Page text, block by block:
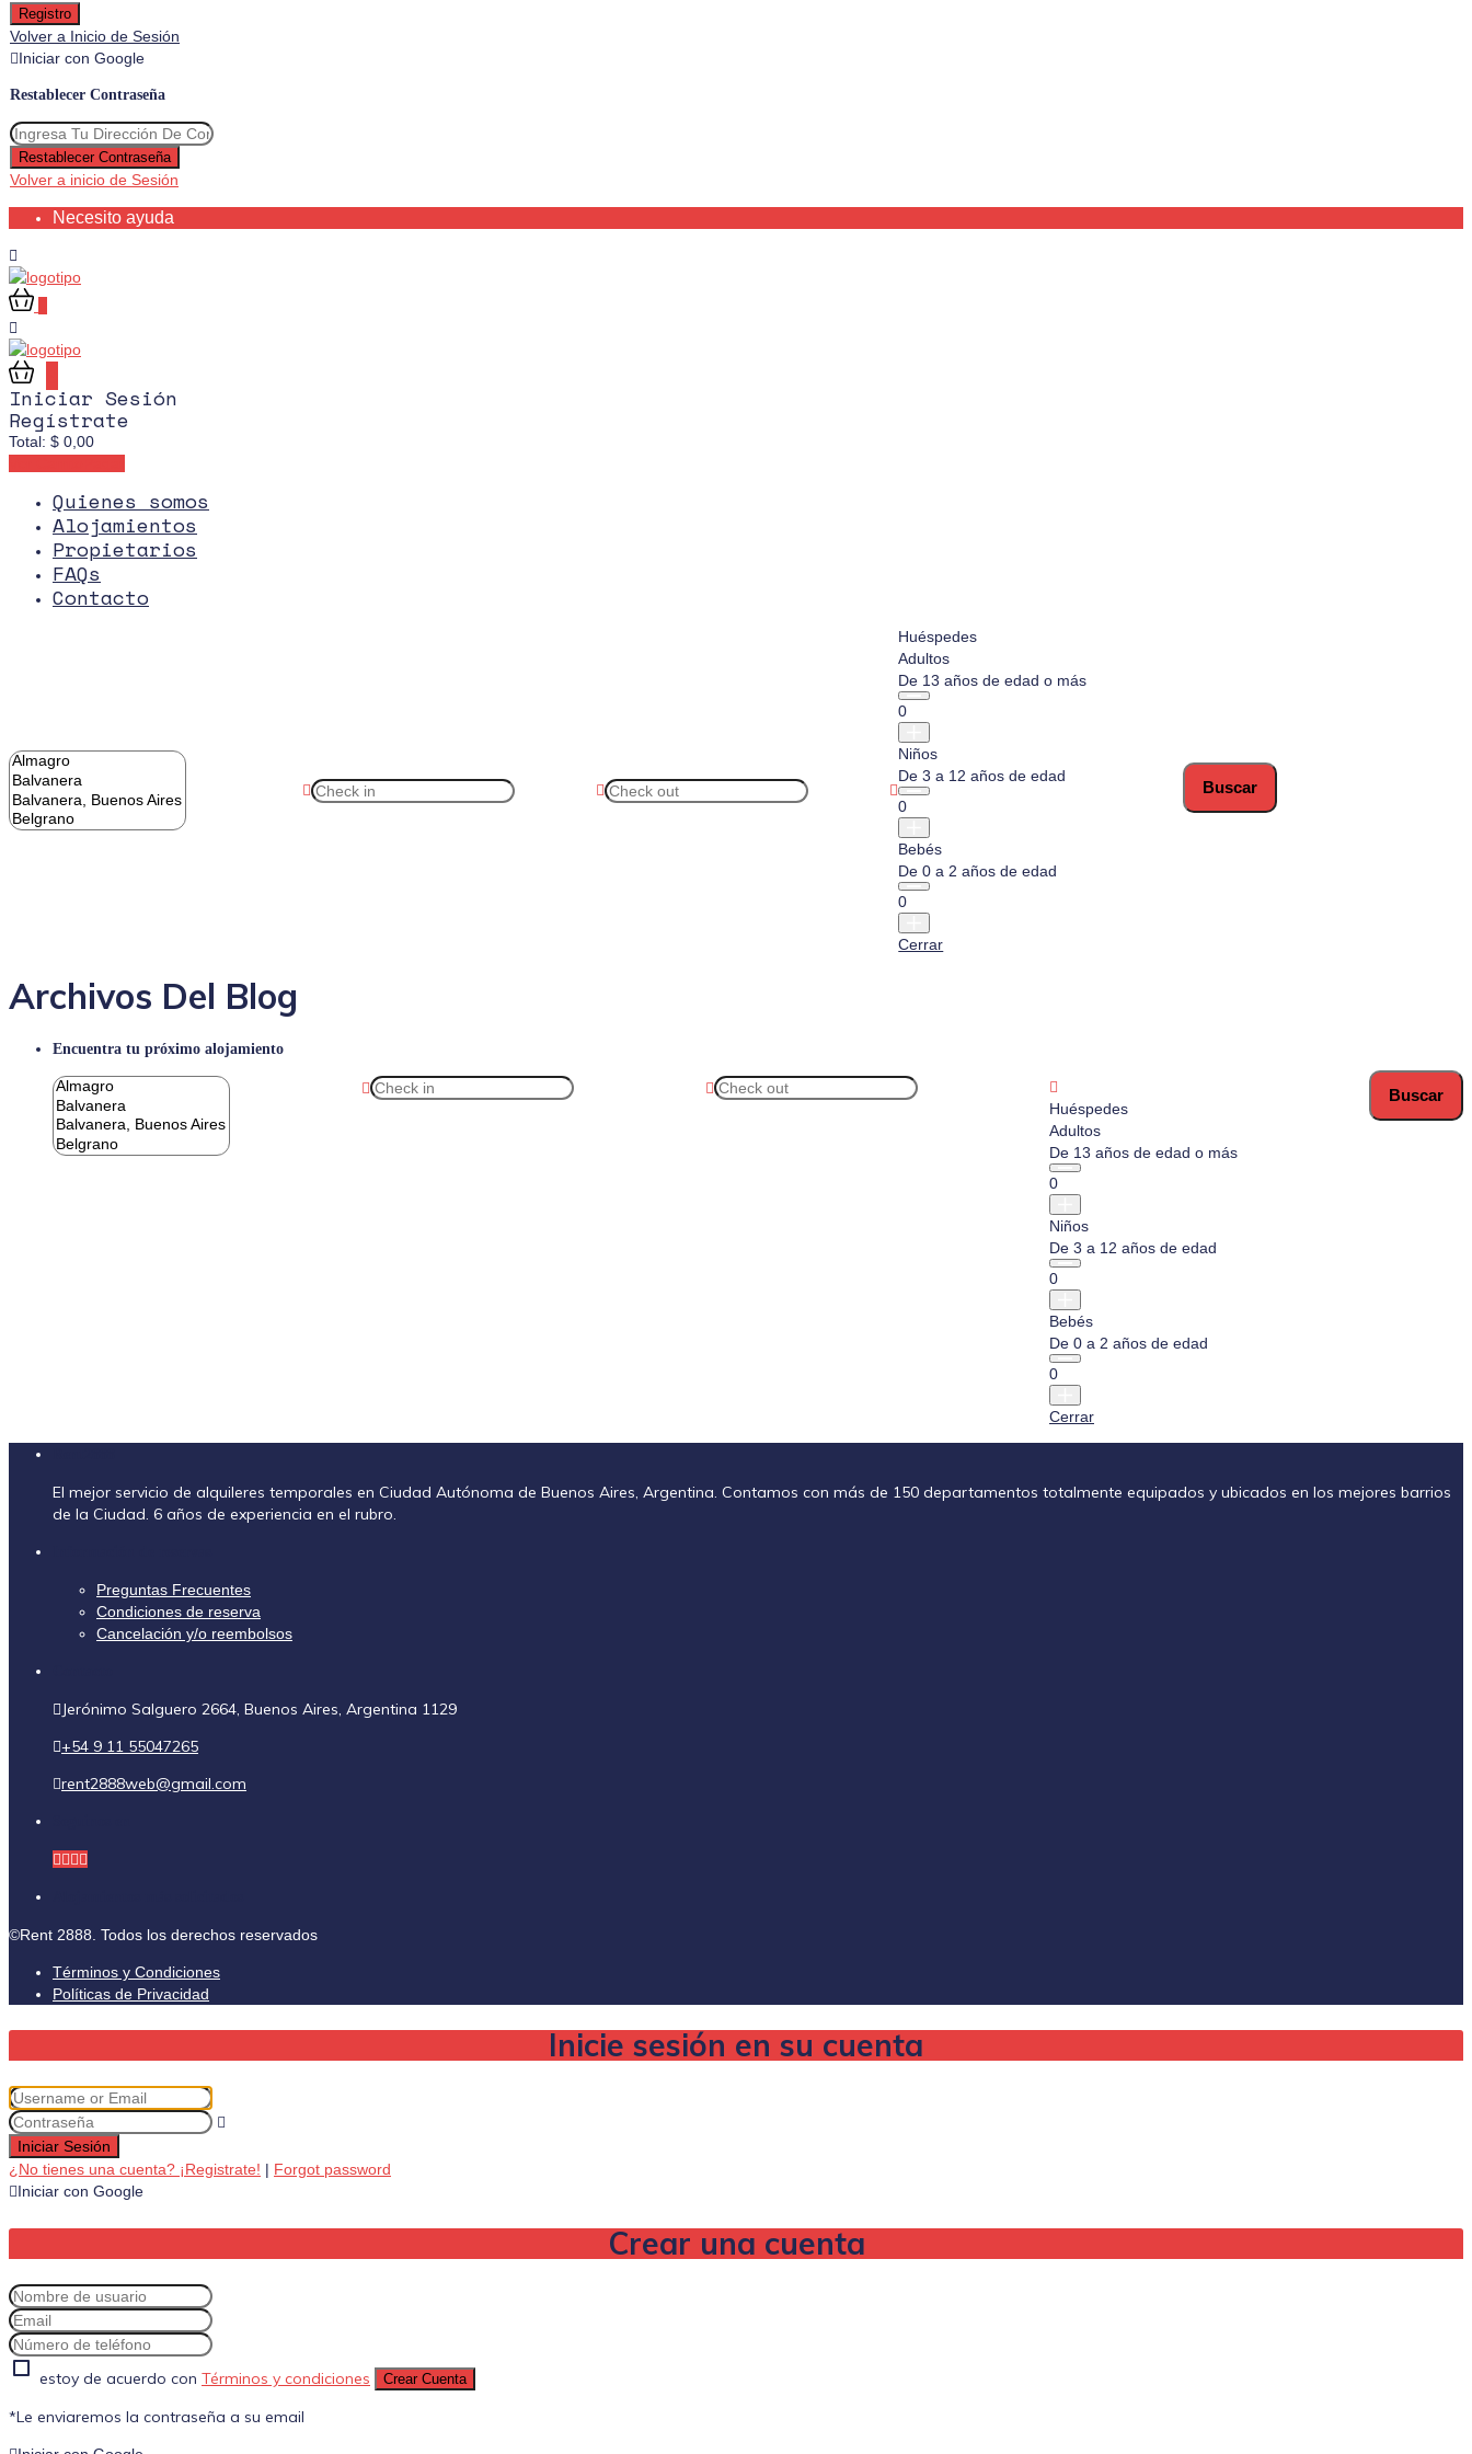
Registro
Volver a Inicio de Sesión
Iniciar con Google
Restablecer Contraseña
Restablecer Contraseña
Volver a inicio de Sesión
Necesito ayuda
Iniciar Sesión
Regístrate
Total: $ 0,00
Quienes somos
Alojamientos
Propietarios
FAQs
Contacto
Huéspedes
Adultos
De 13 años de edad o más
0
Niños
De 3 a 12 años de edad
0
Bebés
De 0 a 2 años de edad
0
Cerrar
Archivos Del Blog
Encuentra tu próximo alojamiento
Huéspedes
Adultos
De 13 años de edad o más
0
Niños
De 3 a 12 años de edad
0
Bebés
De 0 a 2 años de edad
0
Cerrar
El mejor servicio de alquileres temporales en Ciudad Autónoma de Buenos Aires, Argentina. Contamos con más de 150 departamentos totalmente equipados y ubicados en los mejores barrios
de la Ciudad. 6 años de experiencia en el rubro.
Preguntas Frecuentes
Condiciones de reserva
Cancelación y/o reembolsos
Jerónimo Salguero 2664, Buenos Aires, Argentina 1129
+54 9 11 55047265
rent2888web@gmail.com
©Rent 2888. Todos los derechos reservados
Términos y Condiciones
Políticas de Privacidad
Inicie sesión en su cuenta
Iniciar Sesión
¿No tienes una cuenta? ¡Registrate! | Forgot password
Iniciar con Google
Crear una cuenta
estoy de acuerdo con Términos y condiciones Crear Cuenta
*Le enviaremos la contraseña a su email